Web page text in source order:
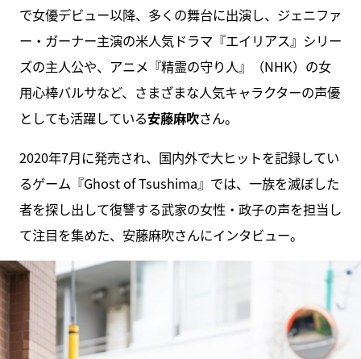
で女優デビュー以降、多くの舞台に出演し、ジェニファ
ー・ガーナー主演の米人気ドラマ『エイリアス』シリー
ズの主人公や、アニメ『精霊の守り人』（NHK）の女
用心棒バルサなど、さまざまな人気キャラクターの声優
としても活躍している安藤麻吹さん。
2020年7月に発売され、国内外で大ヒットを記録してい
るゲーム『Ghost of Tsushima』では、一族を滅ぼした
者を探し出して復讐する武家の女性・政子の声を担当し
て注目を集めた、安藤麻吹さんにインタビュー。